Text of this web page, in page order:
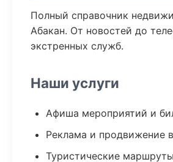
Полный справочник
Абакан. От новостей до
экстренных служб.
Наши услуги
Афиша мероприятий и
Реклама и продвижение
Туристические